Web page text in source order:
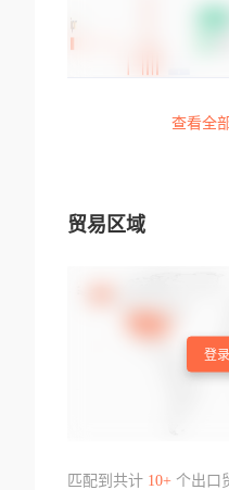
查看全
贸易区域
登
匹配到共计 10+个出口